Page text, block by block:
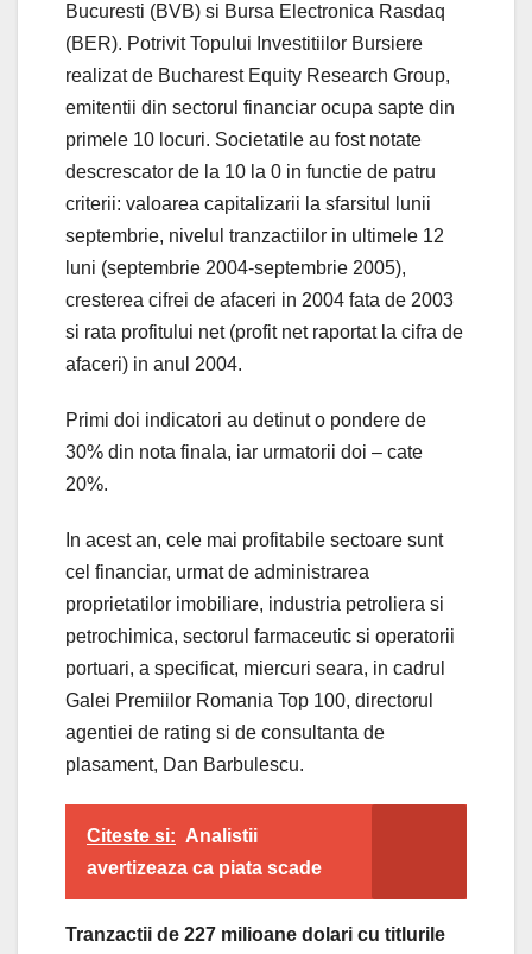
Bucuresti (BVB) si Bursa Electronica Rasdaq
(BER). Potrivit Topului Investitiilor Bursiere
realizat de Bucharest Equity Research Group,
emitentii din sectorul financiar ocupa sapte din
primele 10 locuri. Societatile au fost notate
descrescator de la 10 la 0 in functie de patru
criterii: valoarea capitalizarii la sfarsitul lunii
septembrie, nivelul tranzactiilor in ultimele 12
luni (septembrie 2004-septembrie 2005),
cresterea cifrei de afaceri in 2004 fata de 2003
si rata profitului net (profit net raportat la cifra de
afaceri) in anul 2004.
Primi doi indicatori au detinut o pondere de
30% din nota finala, iar urmatorii doi – cate
20%.
In acest an, cele mai profitabile sectoare sunt
cel financiar, urmat de administrarea
proprietatilor imobiliare, industria petroliera si
petrochimica, sectorul farmaceutic si operatorii
portuari, a specificat, miercuri seara, in cadrul
Galei Premiilor Romania Top 100, directorul
agentiei de rating si de consultanta de
plasament, Dan Barbulescu.
Citeste si: Analistii
avertizeaza ca piata scade
Tranzactii de 227 milioane dolari cu titlurile